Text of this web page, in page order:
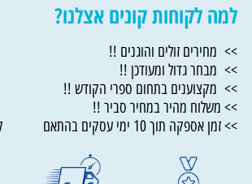
למה לקוחות קונים אצלנו?
>> מחירים זולים והוגנים !!
>> מבחר גדול ומעודכן !!
>> מקצוענים בתחום ספרי הקודש !!
>> משלוח מהיר במחיר סביר !!
>> זמן אספקה תוך 10 ימי עסקים בהתאם לתקנון החנות